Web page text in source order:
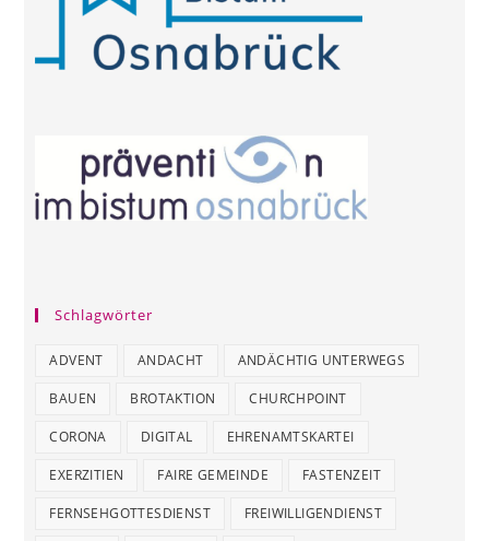
Schlagwörter
ADVENT ANDACHT ANDÄCHTIG UNTERWEGS
BAUEN BROTAKTION CHURCHPOINT
CORONA DIGITAL EHRENAMTSKARTEI
EXERZITIEN FAIRE GEMEINDE FASTENZEIT
FERNSEHGOTTESDIENST FREIWILLIGENDIENST